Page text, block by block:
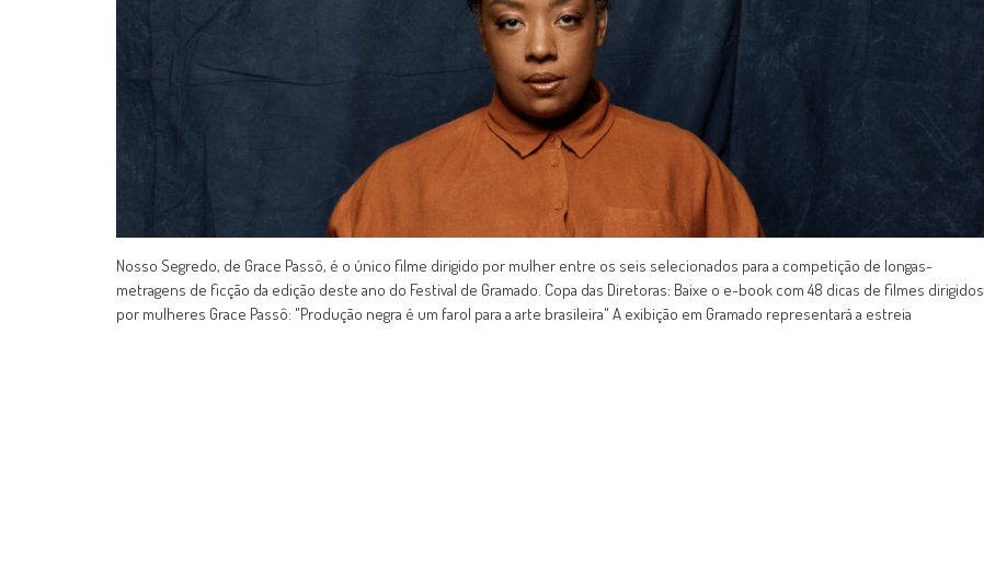
Nosso Segredo, de Grace Passô, é o único filme dirigido por mulher entre os seis selecionados para a competição de longas-
metragens de ficção da edição deste ano do Festival de Gramado. Copa das Diretoras: Baixe o e-book com 48 dicas de filmes dirigidos
por mulheres Grace Passô: "Produção negra é um farol para a arte brasileira" A exibição em Gramado representará a estreia